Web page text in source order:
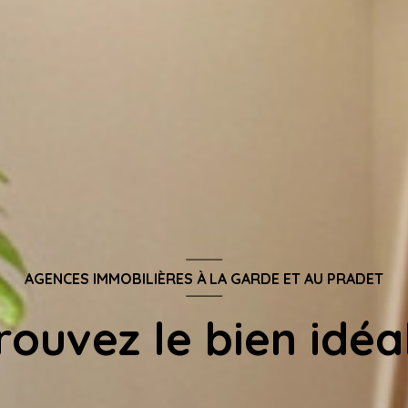
AGENCES IMMOBILIÈRES À LA GARDE ET AU PRADET
le bien